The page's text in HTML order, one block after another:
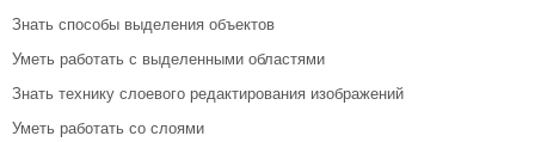
Знать способы выделения объектов
Уметь работать с выделенными областями
Знать технику слоевого редактирования изображений
Уметь работать со слоями